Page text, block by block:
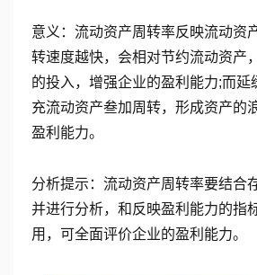
意义：流动资产周转率反映流动资
转速度越快，会相对节约流动资产
的投入，增强企业的盈利能力;而延
充流动资产叁加周转，形成资产的
盈利能力。
分析提示：流动资产周转率要结合
并进行分析，和反映盈利能力的指
用，可全面评价企业的盈利能力。